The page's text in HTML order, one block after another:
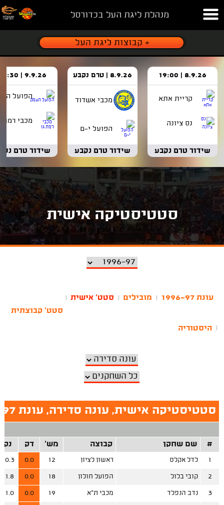
מנהלת ליגת העל בכדורסל
8.9.26 | 19:00
קריית אתא
נס ציונה
שידור טרם נקבע
8.9.26 | טרם נקבע
מכבי אשדוד
הפועל י-ם
שידור טרם נקבע
9.9.26 | 18:30
הפועל
מכבי רמת
שידור טרם
סטטיסטיקה אישית
עונת 1996-97 מובילים סטט' אישית
סטט' קבוצתית
היסטוריה
סטטיסטיקה אישית, עונה סדירה, עונת 1996-97
# שם שחקן קבוצה מש' דק נק
1 לדל אקלס ראשון לציון 12
0.0
20.3
2 קובי בלול הפועל חולון 18
0.0
11.8
3 נדב הנפלד מכבי ת"א 19
0.0
11.0